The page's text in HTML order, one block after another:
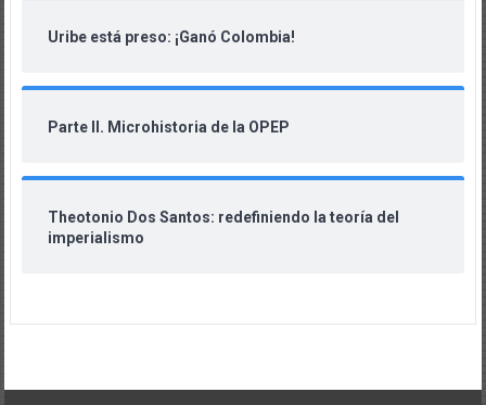
Uribe está preso: ¡Ganó Colombia!
Parte II. Microhistoria de la OPEP
Theotonio Dos Santos: redefiniendo la teoría del
imperialismo